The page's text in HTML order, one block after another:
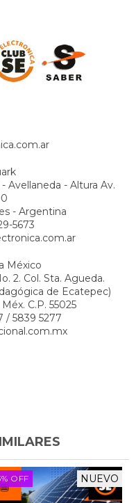
Avellaneda - Altura Av.
- Argentina
5673
México
2. Col. Sta. Agueda.
de Ecatepec)
C.P. 55025
/ 5839 5277
% OFF NUEVO